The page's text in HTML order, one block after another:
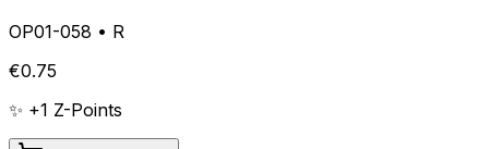
OP01-058 • R
€0.75
✨ +1 Z-Points